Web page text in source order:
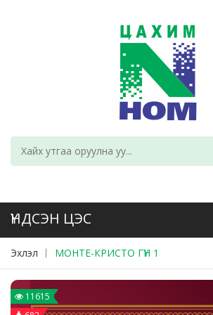
Эхлэл МОНТЕ-КРИСТО ГҮН 1
11615